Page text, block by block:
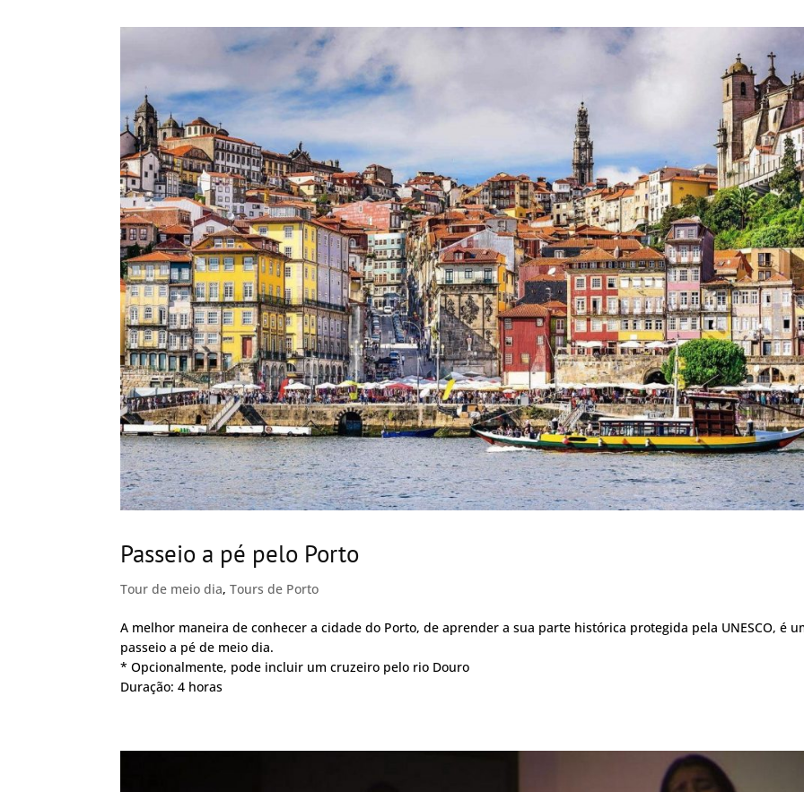
Passeio a pé pelo Porto
Tour de meio dia,Tours de Porto
A melhor maneira de conhecer a cidade do Porto, de aprender a sua parte histórica protegida pela UNESCO, é
passeio a pé de meio dia.
* Opcionalmente, pode incluir um cruzeiro pelo rio Douro
Duração: 4 horas